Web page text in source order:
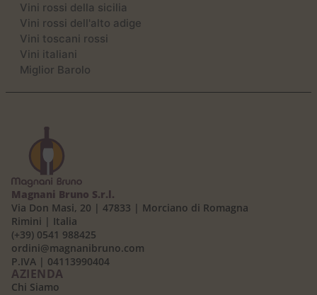
Vini rossi della sicilia
Vini rossi dell'alto adige
Vini toscani rossi
Vini italiani
Miglior Barolo
Magnani Bruno S.r.l.
Via Don Masi, 20 | 47833 | Morciano di Romagna
Rimini | Italia
(+39) 0541 988425
ordini@magnanibruno.com
P.IVA | 04113990404
AZIENDA
Chi Siamo